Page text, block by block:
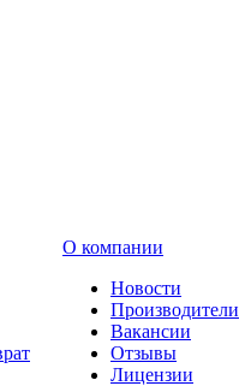
О компании
Новости
Производители
Вакансии
Отзывы
Лицензии